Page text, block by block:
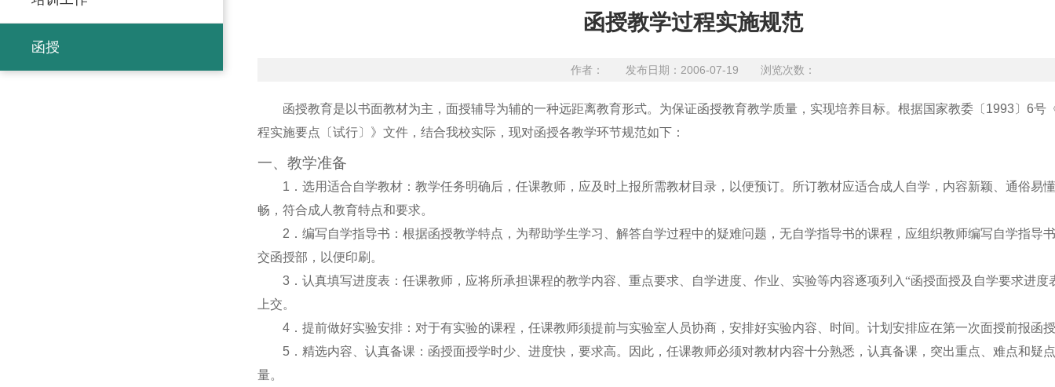
函授
函授教学过程实施规范
作者： 发布日期：2006-07-19 浏览次数：
函授教育是以书面教材为主，面授辅导为辅的一种远距离教育形式。为保证函授教育教学质量，实现培养目标。根据国家教委〔 1993〕 6号
程实施要点〔试行〕》文件，结合我校实际，现对函授各教学环节规范如下：
一、教学准备
1 ．选用适合自学教材：教学任务明确后，任课教师，应及时上报所需教材目录，以便预订。所订教材应适合成人自学，内容新颖、通俗易
畅，符合成人教育特点和要求。
2 ．编写自学指导书：根据函授教学特点，为帮助学生学习、解答自学过程中的疑难问题，无自学指导书的课程，应组织教师编写自学指导
交函授部，以便印刷。
3 ．认真填写进度表：任课教师，应将所承担课程的教学内容、重点要求、自学进度、作业、实验等内容逐项列入“函授面授及自学要求进度
上交。
4 ．提前做好实验安排：对于有实验的课程，任课教师须提前与实验室人员协商，安排好实验内容、时间。计划安排应在第一次面授前报函
5 ．精选内容、认真备课：函授面授学时少、进度快，要求高。因此，任课教师必须对教材内容十分熟悉，认真备课，突出重点、难点和疑
量。